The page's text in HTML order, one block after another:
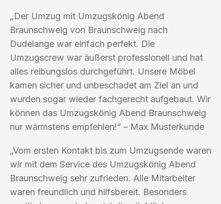
„Der Umzug mit Umzugskönig Abend
Braunschweig von Braunschweig nach
Dudelange war einfach perfekt. Die
Umzugscrew war äußerst professionell und hat
alles reibungslos durchgeführt. Unsere Möbel
kamen sicher und unbeschadet am Ziel an und
wurden sogar wieder fachgerecht aufgebaut. Wir
können das Umzugskönig Abend Braunschweig
nur wärmstens empfehlen!“ – Max Musterkunde
„Vom ersten Kontakt bis zum Umzugsende waren
wir mit dem Service des Umzugskönig Abend
Braunschweig sehr zufrieden. Alle Mitarbeiter
waren freundlich und hilfsbereit. Besonders